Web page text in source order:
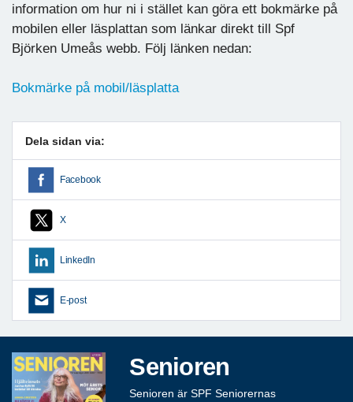
information om hur ni i stället kan göra ett bokmärke på
mobilen eller läsplattan som länkar direkt till Spf
Björken Umeås webb. Följ länken nedan:
Bokmärke på mobil/läsplatta
Dela sidan via:
Facebook
X
LinkedIn
E-post
Senioren
Senioren är SPF Seniorernas